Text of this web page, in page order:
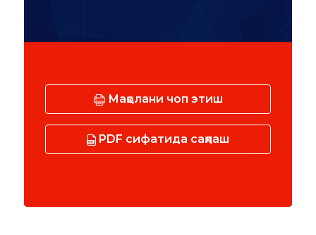
Мақолани чоп этиш
PDF сифатида сақлаш